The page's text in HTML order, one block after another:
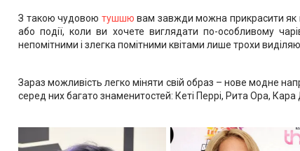
З такою чудовою тушшю вам завжди можна прикрасити як
або події, коли ви хочете виглядати по-особливому
непомітними і злегка помітними квітами лише трохи
Зараз можливість легко міняти свій образ – нове модне
серед них багато знаменитостей: Кеті Перрі, Рита Ора, Кара